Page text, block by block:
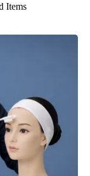
Items